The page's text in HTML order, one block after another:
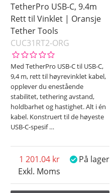
TetherPro USB-C, 9.4m
Rett til Vinklet | Oransje
Tether Tools
CUC31RT2-ORG
Med TetherPro USB-C til USB-C,
9,4 m, rett til høyrevinklet kabel,
opplever du enestående
stabilitet, tethering avstand,
holdbarhet og hastighet. Alt i én
kabel. Konstruert til de høyeste
USB-C-spesif…
Exkl. Moms
1 201.04 På lager